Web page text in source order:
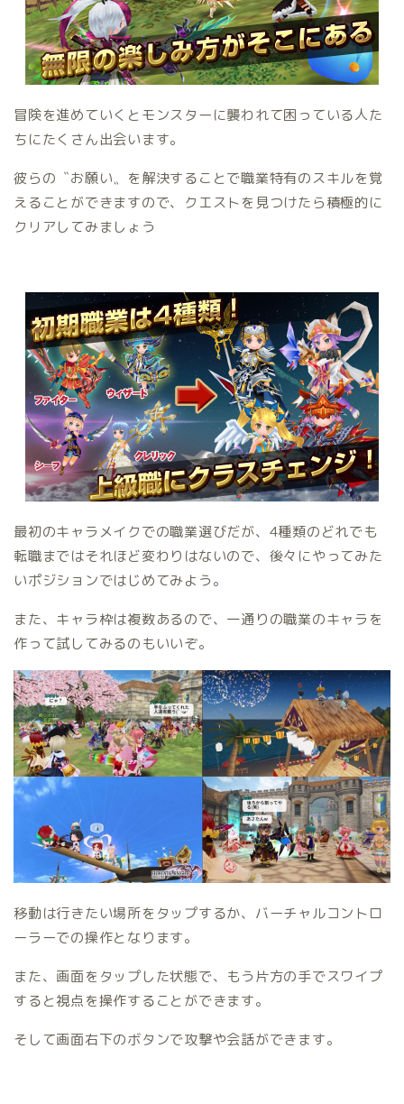
冒険を進めていくとモンスターに襲われて困っている人た
ちにたくさん出会います。
彼らの〝お願い〟を解決することで職業特有のスキルを覚
えることができますので、クエストを見つけたら積極的に
クリアしてみましょう
最初のキャラメイクでの職業選びだが、4種類のどれでも
転職まではそれほど変わりはないので、後々にやってみた
いポジションではじめてみよう。
また、キャラ枠は複数あるので、一通りの職業のキャラを
作って試してみるのもいいぞ。
移動は行きたい場所をタップするか、バーチャルコントロ
ーラーでの操作となります。
また、画面をタップした状態で、もう片方の手でスワイプ
すると視点を操作することができます。
そして画面右下のボタンで攻撃や会話ができます。